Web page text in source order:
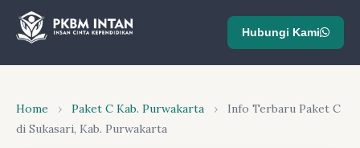
Hubungi Kami
Home › Paket C Kab. Purwakarta ›
Info Terbaru Paket C
di Sukasari, Kab. Purwakarta